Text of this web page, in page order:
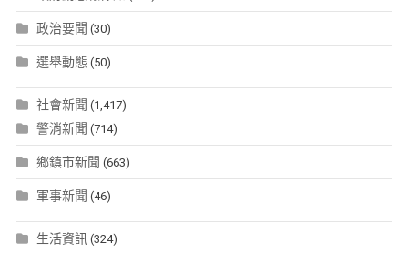
政治要聞 (30)
選舉動態 (50)
社會新聞 (1,417)
警消新聞 (714)
鄉鎮市新聞 (663)
軍事新聞 (46)
生活資訊(324)